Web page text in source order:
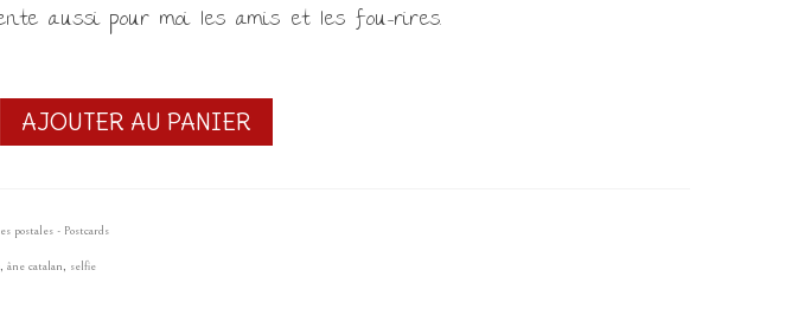
aussi pour moi les amis et les fou-rires.
AJOUTER AU PANIER
postales - Postcards
, âne catalan, selfie